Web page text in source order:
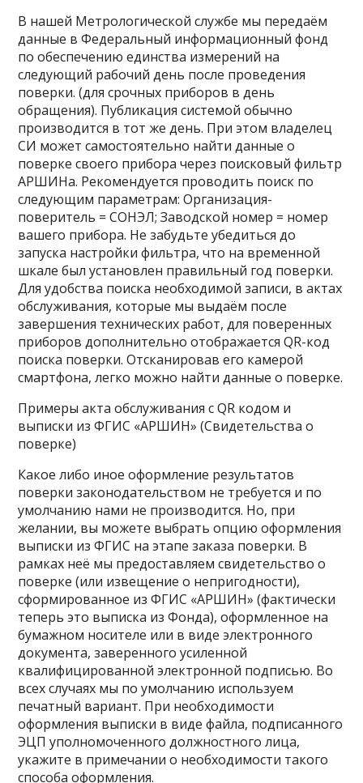
В нашей Метрологической службе мы передаём
данные в Федеральный информационный фонд
по обеспечению единства измерений на
следующий рабочий день после проведения
поверки. (для срочных приборов в день
обращения). Публикация системой обычно
производится в тот же день. При этом владелец
СИ может самостоятельно найти данные о
поверке своего прибора через поисковый фильтр
АРШИНа. Рекомендуется проводить поиск по
следующим параметрам: Организация-
поверитель = СОНЭЛ; Заводской номер = номер
вашего прибора. Не забудьте убедиться до
запуска настройки фильтра, что на временной
шкале был установлен правильный год поверки.
Для удобства поиска необходимой записи, в актах
обслуживания, которые мы выдаём после
завершения технических работ, для поверенных
приборов дополнительно отображается QR-код
поиска поверки. Отсканировав его камерой
смартфона, легко можно найти данные о поверке.
Примеры акта обслуживания c QR кодом и
выписки из ФГИС «АРШИН» (Свидетельства о
поверке)
Какое либо иное оформление результатов
поверки законодательством не требуется и по
умолчанию нами не производится. Но, при
желании, вы можете выбрать опцию оформления
выписки из ФГИС на этапе заказа поверки. В
рамках неё мы предоставляем свидетельство о
поверке (или извещение о непригодности),
сформированное из ФГИС «АРШИН» (фактически
теперь это выписка из Фонда), оформленное на
бумажном носителе или в виде электронного
документа, заверенного усиленной
квалифицированной электронной подписью. Во
всех случаях мы по умолчанию используем
печатный вариант. При необходимости
оформления выписки в виде файла, подписанного
ЭЦП уполномоченного должностного лица,
укажите в примечании о необходимости такого
способа оформления.